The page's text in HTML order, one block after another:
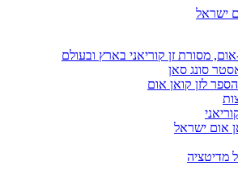
מסורת זן קוריאני בארץ ובעולם
סונג סאן
לזן קואן אום
אום ישראל
מדיטציה